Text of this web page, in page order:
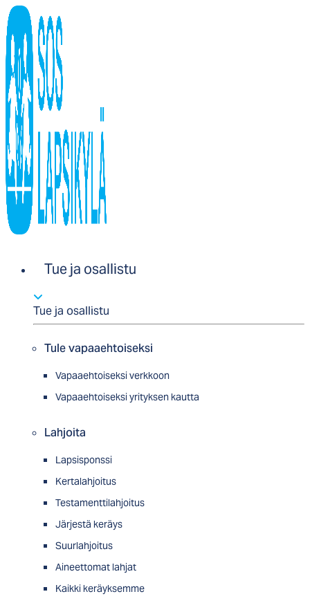
Tue ja osallistu
Tue ja osallistu
Tule vapaaehtoiseksi
Vapaaehtoiseksi verkkoon
Vapaaehtoiseksi yrityksen kautta
Lahjoita
Lapsisponssi
Kertalahjoitus
Testamenttilahjoitus
Järjestä keräys
Suurlahjoitus
Aineettomat lahjat
Kaikki keräyksemme